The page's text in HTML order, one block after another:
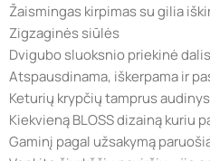
Žaismingas kirpimas su gilia
Zigzaginės siūlės
Dvigubo sluoksnio priekinė dalis
Atspausdinama, iškerpama ir
Keturių krypčių tamprus
Kiekvieną BLOSS dizainą kuriu
Gaminį pagal užsakymą